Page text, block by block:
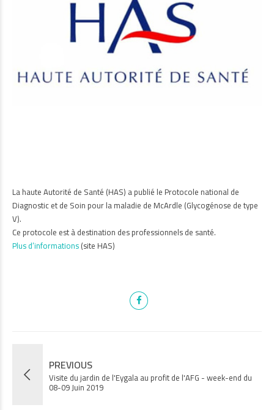
La haute Autorité de Santé (HAS) a publié le Protocole national de
Diagnostic et de Soin pour la maladie de McArdle (Glycogénose de type
V).
Ce protocole est à destination des professionnels de santé.
Plus d’informations(site HAS)
PREVIOUS
Visite du jardin de l'Eygala au profit de l'AFG - week-end du
08-09 Juin 2019